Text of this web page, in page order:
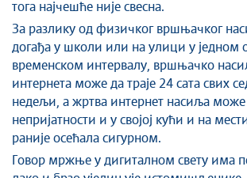
тога најчешће није свесна.
За разлику од физичког вршњачког
догађа у школи или на улици у једном
временском интервалу, вршњачко
интернета може да траје 24 сата свих
недељи, а жртва интернет насиља
непријатности и у својој кући и на
раније осећала сигурном.
Говор мржње у дигиталном свету има